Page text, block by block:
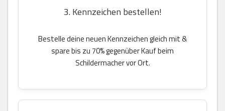
3. Kennzeichen bestellen!
Bestelle deine neuen Kennzeichen gleich mit &
spare bis zu 70% gegenüber Kauf beim
Schildermacher vor Ort.